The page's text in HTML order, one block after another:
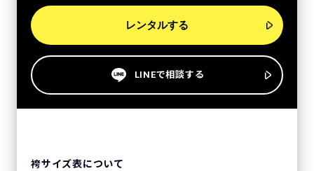
レンタルする
LINEで相談する
袴サイズ表について